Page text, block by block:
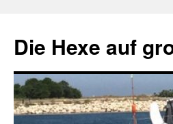
springen
Die Hexe auf